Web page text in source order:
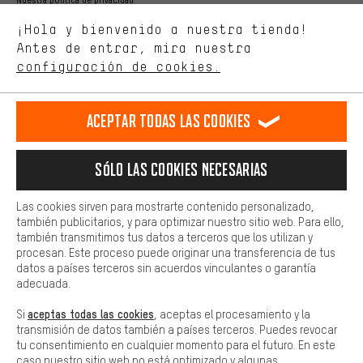
Idioma"
español
ES english Deutsch
RESCINDIR EL CONTRATO Comunidad de Aquisgrán Programa de afiliados
Aviso Legal Protección de datos Condiciones Generales
Plataforma de reportes Reciclaje de baterias
Configuración de las cookies Ajusta el contraste
Todos los precios indicados son en euros e sin MwSt, más
gastos de envío aEstados Unidos.
¡Hola y bienvenido a nuestra tienda!
Antes de entrar, mira nuestra
configuración de cookies.
tienda. Con las cookies de rendimiento, puedes influir en la mejora
de nuestro sitio web y nuestra oferta de la tienda con tu
comportamiento de compra.
Más confort
cookies de comodidad, creamos enlaces a plataformas de redes
sociales. Esto nos permite proporcionarle más contenido e
adicionales que le ayudarán a encontrar los productos adecuados.
preguntas de forma rápida y sencilla.
Básica
Las cookies básicas aseguran que puedas usar nuestro sitio web.
Aceptar todas las cookies
Sólo las cookies necesarias
Las cookies sirven para mostrarte contenido personalizado,
también publicitarios, y para optimizar nuestro sitio web. Para ello,
también transmitimos tus datos a terceros que los utilizan y
procesan. Este proceso puede originar una transferencia de tus
datos a países terceros sin acuerdos vinculantes o garantía
adecuada.
Si aceptas todas las cookies , aceptas el procesamiento y la
transmisión de datos también a países terceros. Puedes revocar
tu consentimiento en cualquier momento para el futuro. En este
caso nuestro sitio web no está optimizado y algunas